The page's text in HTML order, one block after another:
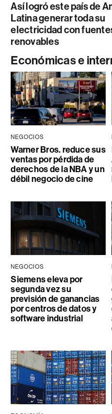
Así logró este país de
Latina generar toda su
electricidad con
renovables
Económicas e
NEGOCIOS
Warner Bros. reduce sus
ventas por pérdida de
derechos de la NBA y un
débil negocio de cine
NEGOCIOS
Siemens eleva por
segunda vez su
previsión de ganancias
por centros de datos y
software industrial